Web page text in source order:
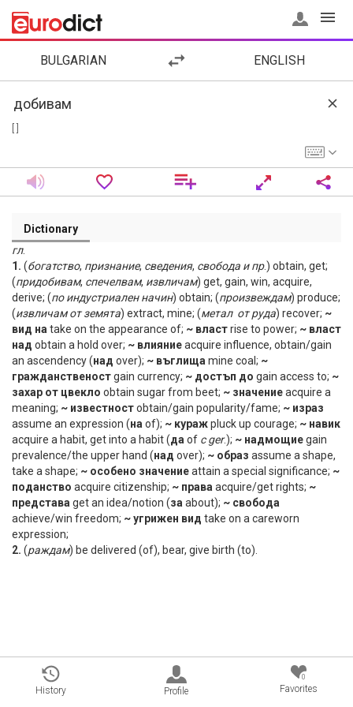
BULGARIAN ENGLISH
Dictionary
гл.
1. (богатство, признание, сведения, свобода и пр.) obtain, get;
(придобивам, спечелвам, извличам) get, gain, win, acquire,
derive; (по индустриален начин) obtain; (произвеждам) produce;
(извличам от земята) extract, mine; (метал­ от руда) recover; ~
вид на take on the appearance of; ~ властrise to power; ~ власт
над obtain a hold over; ~ влияниеacquire influence, obtain/gain
an ascendency (над over); ~ въглища mine coal; ~
гражданственостgain currency; ~ достъп до gain access to; ~
захар от цвекло obtain sugar from beet; ~ значениеacquire a
meaning; ~ известностobtain/gain popularity/fame; ~ израз
assume an expression (на of); ~ куражpluck up courage; ~ навик
acquire a habit, get into a habit (да of с ger.); ~ надмощиеgain
prevalence/the upper hand (над over); ~ образ assume a shape,
take a shape; ~ особено значениеattain a special significance; ~
поданство acquire citizenship; ~ права acquire/get rights; ~
представа get an idea/notion (за about); ~ свобода
achieve/win freedom; ~ угрижен вид take on a careworn
expression;
2. (раждам) be delivered (of), bear, give birth (to).
History Profile
0
Favorites